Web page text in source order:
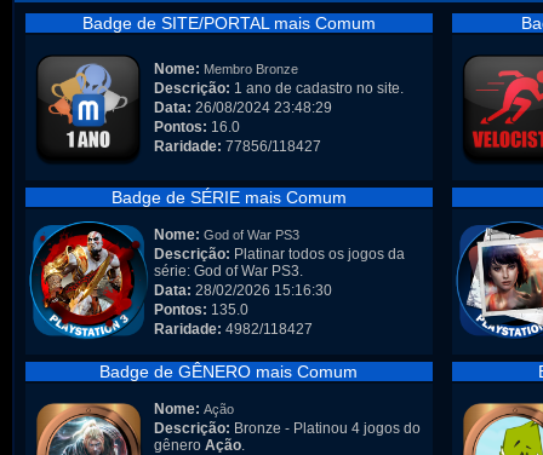
Badge de SITE/PORTAL mais Comum
Nome: Membro Bronze
Descrição: 1 ano de cadastro no site.
Data: 26/08/2024 23:48:29
Pontos: 16.0
Raridade: 77856/118427
Badge de SÉRIE mais Comum
Nome: God of War PS3
Descrição: Platinar todos os jogos da
série: God of War PS3.
Data: 28/02/2026 15:16:30
Pontos: 135.0
Raridade: 4982/118427
Badge de GÊNERO mais Comum
Nome: Ação
Descrição: Bronze - Platinou 4 jogos do
gênero Ação.